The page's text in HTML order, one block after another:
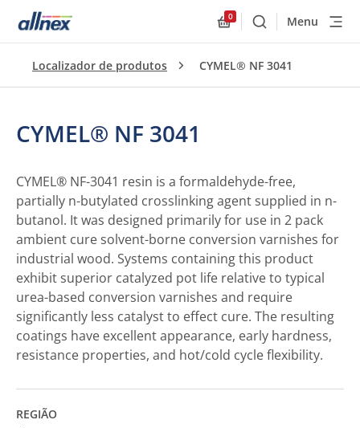
0
BuscarMenu
Localizador de produtos CYMEL® NF 3041
CYMEL® NF 3041
CYMEL® NF-3041 resin is a formaldehyde-free,
partially n-butylated crosslinking agent supplied in n-
butanol. It was designed primarily for use in 2 pack
ambient cure solvent-borne conversion varnishes for
industrial wood. Systems containing this product
exhibit superior catalyzed pot life relative to typical
urea-based conversion varnishes and require
significantly less catalyst to effect cure. The resulting
coatings have excellent appearance, early hardness,
resistance properties, and hot/cold cycle flexibility.
REGIÃO